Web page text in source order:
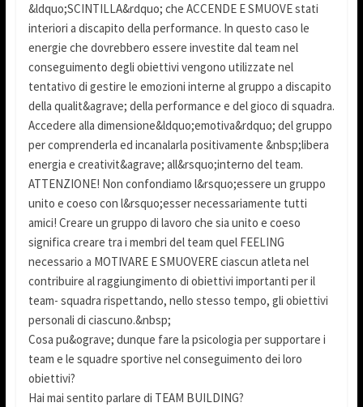
&ldquo;SCINTILLA&rdquo; che ACCENDE E SMUOVE stati
interiori a discapito della performance. In questo caso le
energie che dovrebbero essere investite dal team nel
conseguimento degli obiettivi vengono utilizzate nel
tentativo di gestire le emozioni interne al gruppo a discapito
della qualit&agrave; della performance e del gioco di squadra.
Accedere alla dimensione&ldquo;emotiva&rdquo; del gruppo
per comprenderla ed incanalarla positivamente &nbsp;libera
energia e creativit&agrave; all&rsquo;interno del team.
ATTENZIONE! Non confondiamo l&rsquo;essere un gruppo
unito e coeso con l&rsquo;esser necessariamente tutti
amici! Creare un gruppo di lavoro che sia unito e coeso
significa creare tra i membri del team quel FEELING
necessario a MOTIVARE E SMUOVERE ciascun atleta nel
contribuire al raggiungimento di obiettivi importanti per il
team- squadra rispettando, nello stesso tempo, gli obiettivi
personali di ciascuno.&nbsp;
Cosa pu&ograve; dunque fare la psicologia per supportare i
team e le squadre sportive nel conseguimento dei loro
obiettivi?
Hai mai sentito parlare di TEAM BUILDING?